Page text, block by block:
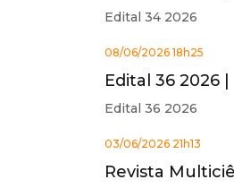
Edital 34 2026
08/06/2026 18h25
Edital 36 2026
Edital 36 2026
03/06/2026 21h13
Revista